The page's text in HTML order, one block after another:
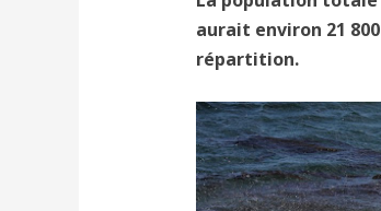
aurait environ 21
répartition.